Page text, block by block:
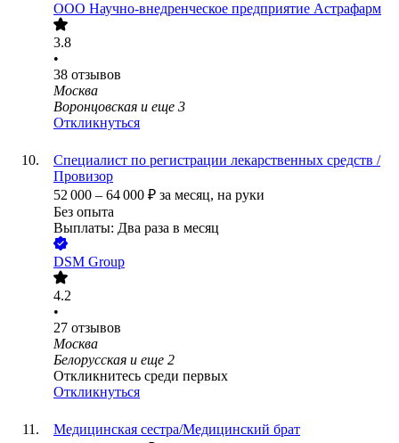
ООО Научно-внедренческое предприятие Астрафарм
3.8
•
38 отзывов
Москва
Воронцовская и еще 3
Откликнуться
Специалист по регистрации лекарственных средств /
Провизор
52 000 – 64 000 ₽ за месяц, на руки
Без опыта
Выплаты: Два раза в месяц
DSM Group
4.2
•
27 отзывов
Москва
Белорусская и еще 2
Откликнитесь среди первых
Откликнуться
Медицинская сестра/Медицинский брат